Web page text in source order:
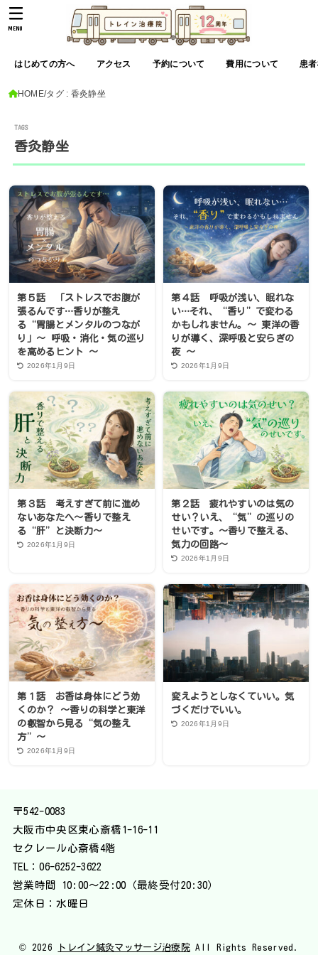
はじめての方へ アクセス 予約について 費用について 患
MENU
HOME タグ : 香灸静坐
香灸静坐
第５話 「ストレスでお腹が
張るんです…香りが整え
る“胃腸とメンタルのつなが
り」〜 呼吸・消化・気の巡り
を高めるヒント 〜
2026年1月9日
第４話 呼吸が浅い、眠れな
い…それ、“香り”で変わる
かもしれません。〜 東洋の香
りが導く、深呼吸と安らぎの
夜 〜
2026年1月9日
第３話 考えすぎて前に進め
ないあなたへ〜香りで整え
る“肝”と決断力〜
2026年1月9日
第２話 疲れやすいのは気の
せい？いえ、“気”の巡りの
せいです。〜香りで整える、
気力の回路〜
2026年1月9日
第１話 お香は身体にどう効
くのか？ 〜香りの科学と東洋
の叡智から見る“気の整え
方”〜
2026年1月9日
変えようとしなくていい。気
づくだけでいい。
2026年1月9日
〒542-0083
大阪市中央区東心斎橋1-16-11
セクレール心斎橋4階
TEL：06-6252-3622
営業時間 10:00〜22:00（最終受付20:30）
定休日：水曜日
© 2026 トレイン鍼灸マッサージ治療院 All Rights Reserved.